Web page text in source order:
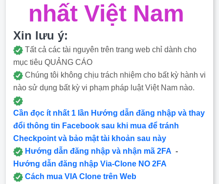
nhất Việt Nam
Xin lưu ý:
Tất cả các tài nguyên trên trang web chỉ dành cho
mục tiêu QUẢNG CÁO
Chúng tôi không chịu trách nhiệm cho bất kỳ hành vi
nào sử dụng bất kỳ vi phạm pháp luật Việt Nam nào.
Cần đọc ít nhất 1 lần Hướng dẫn đăng nhập và thay
đổi thông tin Facebook sau khi mua để tránh
Checkpoint và bảo mật tài khoản sau này
Hướng dẫn đăng nhập và nhận mã 2FA -
Hướng dẫn đăng nhập Via-Clone NO 2FA
Cách mua VIA Clone trên Web